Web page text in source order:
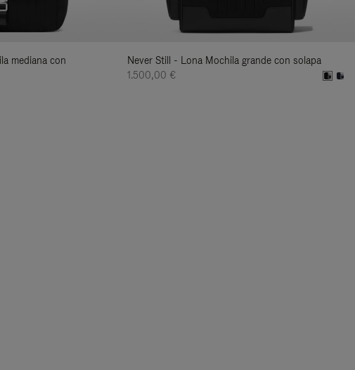
mediana con
Never Still - Lona Mochila grande con solapa
1.500,00 €